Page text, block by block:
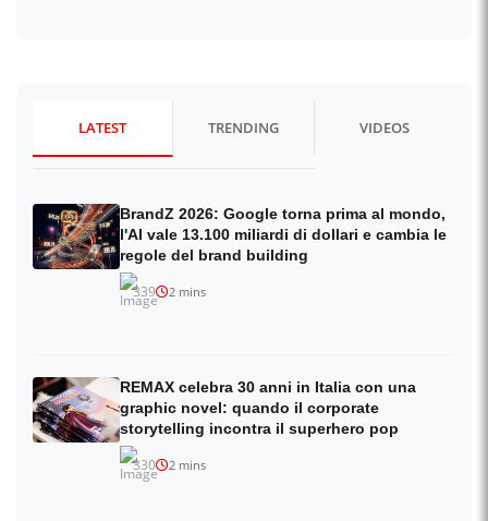
LATEST TRENDING VIDEOS
BrandZ 2026: Google torna prima al mondo,
l'AI vale 13.100 miliardi di dollari e cambia le
regole del brand building
339 2 mins
REMAX celebra 30 anni in Italia con una
graphic novel: quando il corporate
storytelling incontra il superhero pop
330 2 mins